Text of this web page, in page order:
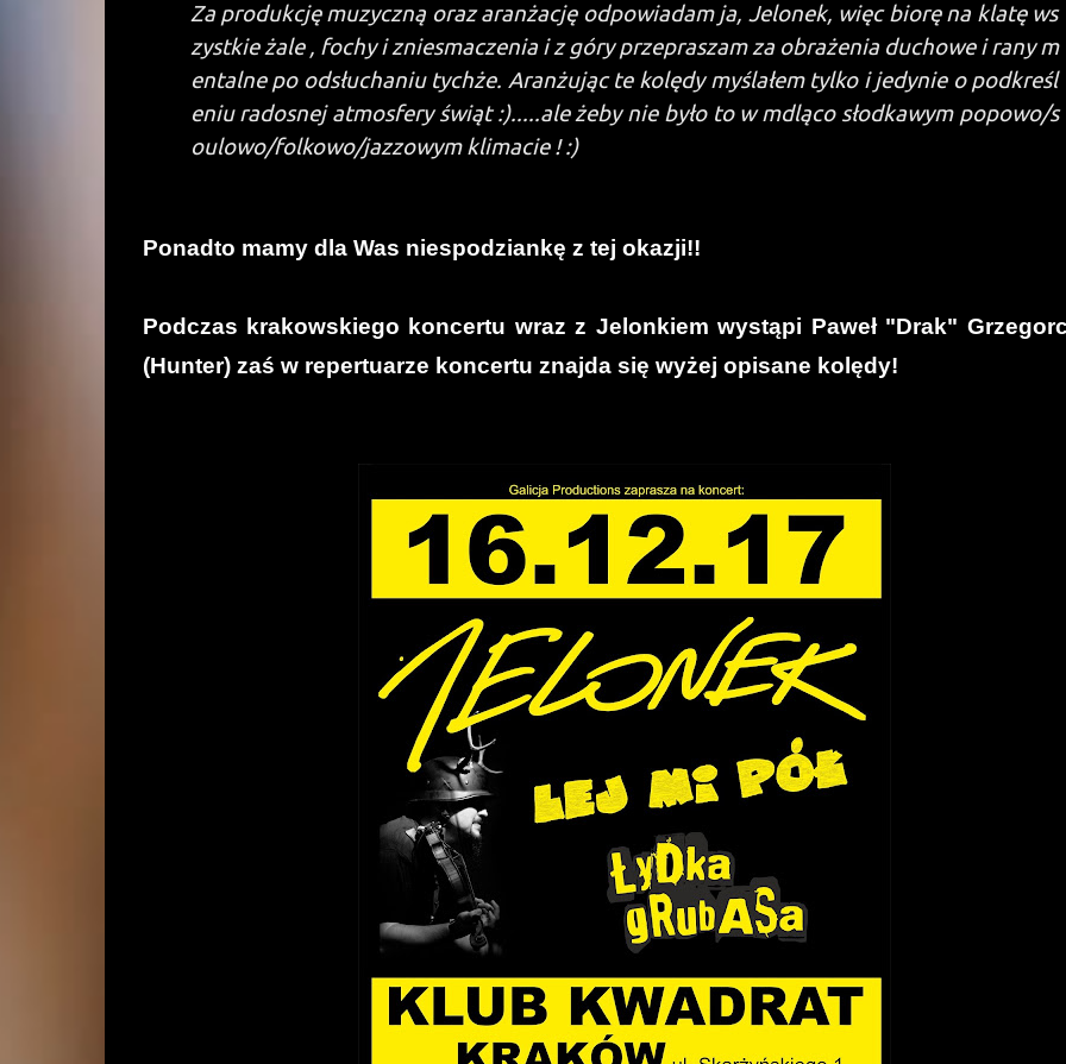
Za produkcję muzyczną oraz aranżację odpowiadam ja, Jelonek, więc biorę na klatę ws
zystkie żale , fochy i zniesmaczenia i z góry przepraszam za obrażenia duchowe i rany m
entalne po odsłuchaniu tychże. Aranżując te kolędy myślałem tylko i jedynie o podkreśl
eniu radosnej atmosfery świąt :).....ale żeby nie było to w mdląco słodkawym popowo/s
oulowo/folkowo/jazzowym klimacie ! :)
Ponadto mamy dla Was niespodziankę z tej okazji!!
Podczas krakowskiego koncertu wraz z Jelonkiem wystąpi Paweł "Drak"
(Hunter) zaś w repertuarze koncertu znajda się wyżej opisane kolędy!